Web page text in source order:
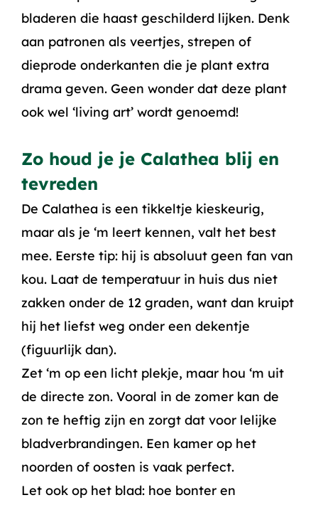
bladeren die haast geschilderd lijken. Denk
aan patronen als veertjes, strepen of
dieprode onderkanten die je plant extra
drama geven. Geen wonder dat deze plant
ook wel ‘living art’ wordt genoemd!
Zo houd je je Calathea blij en
tevreden
De Calathea is een tikkeltje kieskeurig,
maar als je ‘m leert kennen, valt het best
mee. Eerste tip: hij is absoluut geen fan van
kou. Laat de temperatuur in huis dus niet
zakken onder de 12 graden, want dan kruipt
hij het liefst weg onder een dekentje
(figuurlijk dan).
Zet ‘m op een licht plekje, maar hou ‘m uit
de directe zon. Vooral in de zomer kan de
zon te heftig zijn en zorgt dat voor lelijke
bladverbrandingen. Een kamer op het
noorden of oosten is vaak perfect.
Let ook op het blad: hoe bonter en